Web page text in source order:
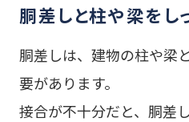
胴差しと柱や梁をし
胴差しは、建物の柱や梁
要があります。
接合が不十分だと、胴差